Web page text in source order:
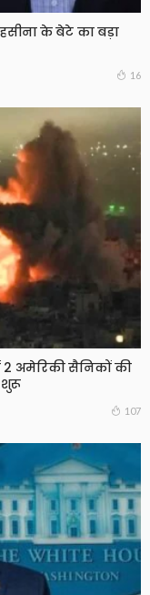
के बेटे का बड़ा
16
2 अमेरिकी सैनिकों की
शुरू
107